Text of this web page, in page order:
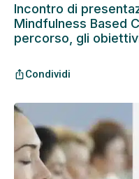
Incontro di
Mindfulness Based
percorso, gli
ios_shareCondividi